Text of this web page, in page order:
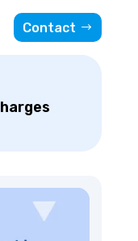
Contact